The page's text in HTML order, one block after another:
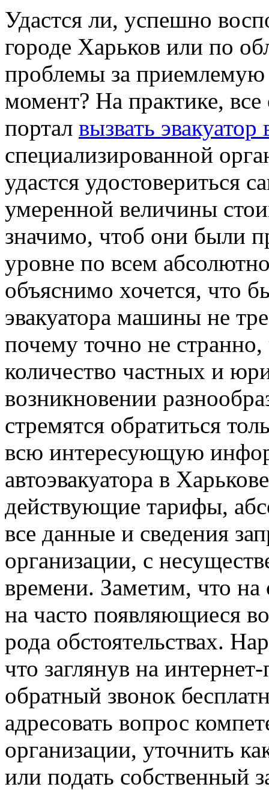
Удaстся ли, успeшнo
городе Харьков или по
проблемы за
момент? На практике,
портал вызвать
специализированной
удастся удостовериться
умеренной величины
значимо, чтоб они были
уровне по всем
объяснимо хочется, что
эвакуатора машины не
почему точно не
количество частных и
возникновении
стремятся обратиться
всю интересующую
автоэвакуатора в
действующие тарифы,
все данные и сведения
организации, с
времени. Заметим, что на
на часто появляющиеся
рода обстоятельствах.
что заглянув на
обратный звонок
адресовать вопрос
организации, уточнить
или подать собственный